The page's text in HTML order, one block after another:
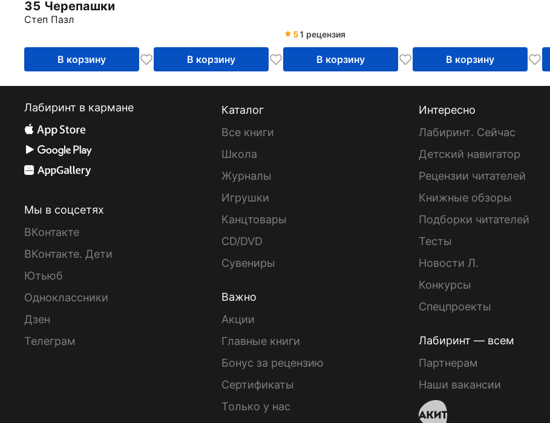
35 Черепашки
Степ Пазл
В корзину В корзину
51 рецензия
В корзину В корзину
Лабиринт в кармане
Мы в соцсетях
ВКонтакте
ВКонтакте. Дети
Ютьюб
Одноклассники
Дзен
Телеграм
Каталог
Все книги
Школа
Журналы
Игрушки
Канцтовары
CD/DVD
Сувениры
Важно
Акции
Главные книги
Бонус за рецензию
Сертификаты
Только у нас
Интересно
Лабиринт. Сейчас
Детский навигатор
Рецензии читателей
Книжные обзоры
Подборки читателей
Тесты
Новости Л.
Конкурсы
Спецпроекты
Лабиринт — всем
Партнерам
Наши вакансии